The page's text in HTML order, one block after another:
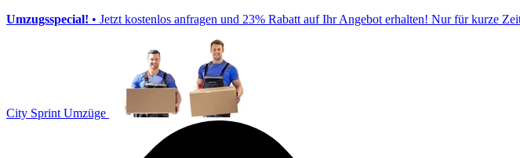
Umzugsspecial! • Jetzt kostenlos anfragen und 23% Rabatt auf Ihr Angebot erhalten! Nur für kurze
City Sprint Umzüge